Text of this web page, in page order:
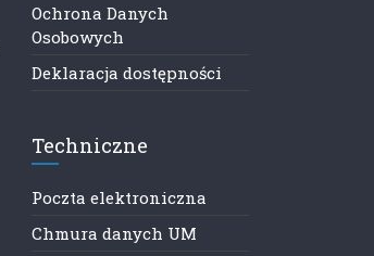
Ochrona Danych
Osobowych
Deklaracja dostępności
Techniczne
Poczta elektroniczna
Chmura danych UM